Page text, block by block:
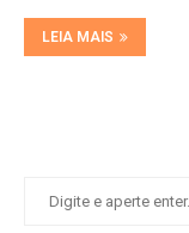
LEIA MAIS